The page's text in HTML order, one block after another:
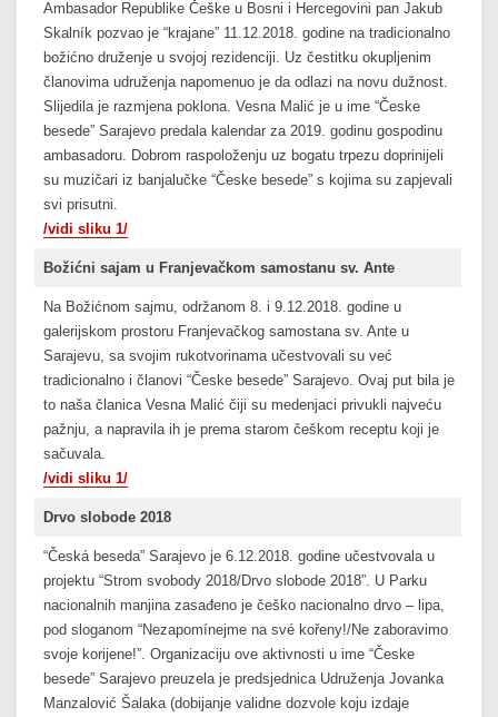
Ambasador Republike Češke u Bosni i Hercegovini pan Jakub
Skalník pozvao je “krajane” 11.12.2018. godine na tradicionalno
božićno druženje u svojoj rezidenciji. Uz čestitku okupljenim
članovima udruženja napomenuo je da odlazi na novu dužnost.
Slijedila je razmjena poklona. Vesna Malić je u ime “Česke
besede” Sarajevo predala kalendar za 2019. godinu gospodinu
ambasadoru. Dobrom raspoloženju uz bogatu trpezu doprinijeli
su muzičari iz banjalučke “Česke besede” s kojima su zapjevali
svi prisutni.
/vidi sliku 1/
Božićni sajam u Franjevačkom samostanu sv. Ante
Na Božićnom sajmu, održanom 8. i 9.12.2018. godine u
galerijskom prostoru Franjevačkog samostana sv. Ante u
Sarajevu, sa svojim rukotvorinama učestvovali su već
tradicionalno i članovi “Česke besede” Sarajevo. Ovaj put bila je
to naša članica Vesna Malić čiji su medenjaci privukli najveću
pažnju, a napravila ih je prema starom češkom receptu koji je
sačuvala.
/vidi sliku 1/
Drvo slobode 2018
“Česká beseda” Sarajevo je 6.12.2018. godine učestvovala u
projektu “Strom svobody 2018/Drvo slobode 2018”. U Parku
nacionalnih manjina zasađeno je češko nacionalno drvo – lipa,
pod sloganom “Nezapomínejme na své kořeny!/Ne zaboravimo
svoje korijene!”. Organizaciju ove aktivnosti u ime “Česke
besede” Sarajevo preuzela je predsjednica Udruženja Jovanka
Manzalović Šalaka (dobijanje validne dozvole koju izdaje